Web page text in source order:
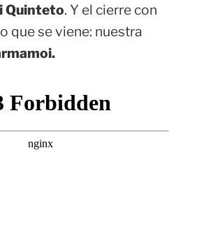
Quinteto. Y el cierre con
que se viene: nuestra